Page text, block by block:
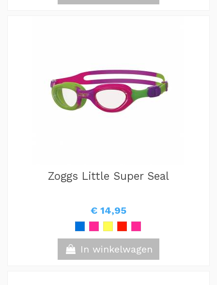
Zoggs Little Super Seal
€ 14,95
In winkelwagen